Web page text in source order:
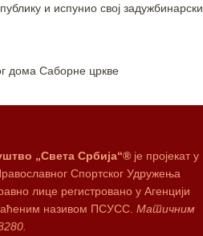
и испунио свој задужбинарски
дома Саборне цркве
„Света Србија“® је пројекат у
Спортског Удружења
лице регистровано у Агенцији
називом ПСУСС. Матичним